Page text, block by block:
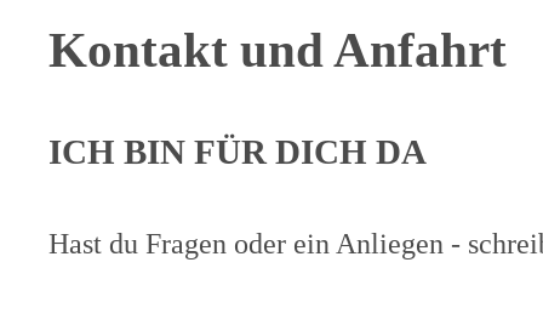
Kontakt und Anfahrt
ICH BIN FÜR DICH DA
Hast du Fragen oder ein Anliegen -